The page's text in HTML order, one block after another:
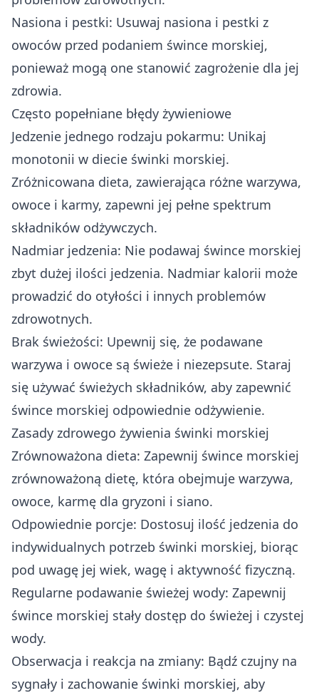
Nasiona i pestki: Usuwaj nasiona i pestki z
owoców przed podaniem śwince morskiej,
ponieważ mogą one stanowić zagrożenie dla jej
zdrowia.
Często popełniane błędy żywieniowe
Jedzenie jednego rodzaju pokarmu: Unikaj
monotonii w diecie świnki morskiej.
Zróżnicowana dieta, zawierająca różne warzywa,
owoce i karmy, zapewni jej pełne spektrum
składników odżywczych.
Nadmiar jedzenia: Nie podawaj śwince morskiej
zbyt dużej ilości jedzenia. Nadmiar kalorii może
prowadzić do otyłości i innych problemów
zdrowotnych.
Brak świeżości: Upewnij się, że podawane
warzywa i owoce są świeże i niezepsute. Staraj
się używać świeżych składników, aby zapewnić
śwince morskiej odpowiednie odżywienie.
Zasady zdrowego żywienia świnki morskiej
Zrównoważona dieta: Zapewnij śwince morskiej
zrównoważoną dietę, która obejmuje warzywa,
owoce, karmę dla gryzoni i siano.
Odpowiednie porcje: Dostosuj ilość jedzenia do
indywidualnych potrzeb świnki morskiej, biorąc
pod uwagę jej wiek, wagę i aktywność fizyczną.
Regularne podawanie świeżej wody: Zapewnij
śwince morskiej stały dostęp do świeżej i czystej
wody.
Obserwacja i reakcja na zmiany: Bądź czujny na
sygnały i zachowanie świnki morskiej, aby